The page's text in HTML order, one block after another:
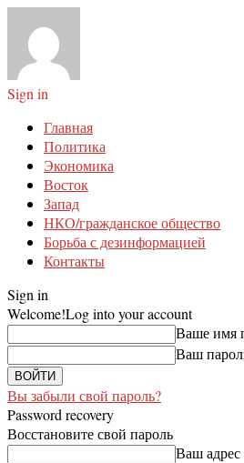
Sign in
Главная
Политика
Экономика
Восток
Запад
НКО/гражданское общество
Борьба с дезинформацией
Контакты
Sign in
Welcome!Log into your account
Ваше имя
Ваш
Вы забыли свой пароль?
Password recovery
Восстановите свой пароль
Ваш адрес